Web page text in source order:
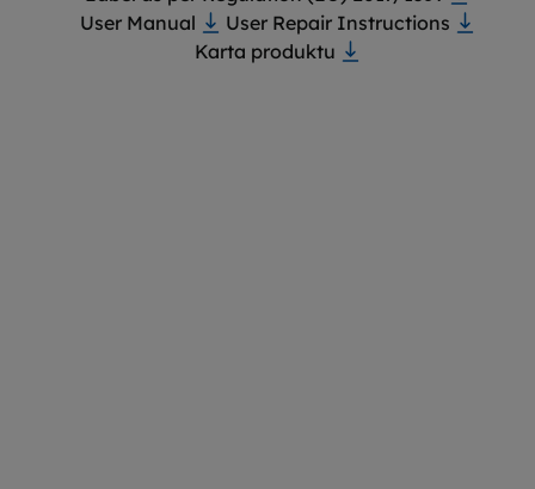
User Manual
User Repair Instructions
Karta produktu